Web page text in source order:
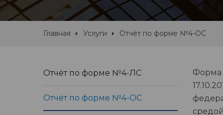
Главная Услуги Отчёт по форме №4-ОС
Форма
Отчёт по форме №4-ЛС
Отчёт по форме №4-ОС